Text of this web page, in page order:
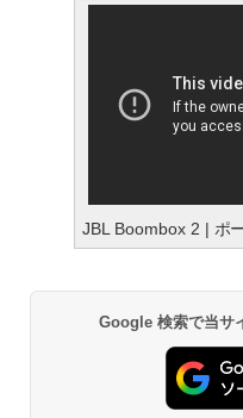
JBL Boombox 2 | ポ
Google 検索で当サ